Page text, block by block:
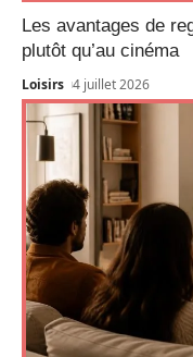
Les avantages de
plutôt qu’au cinéma
Loisirs 4 juillet 2026